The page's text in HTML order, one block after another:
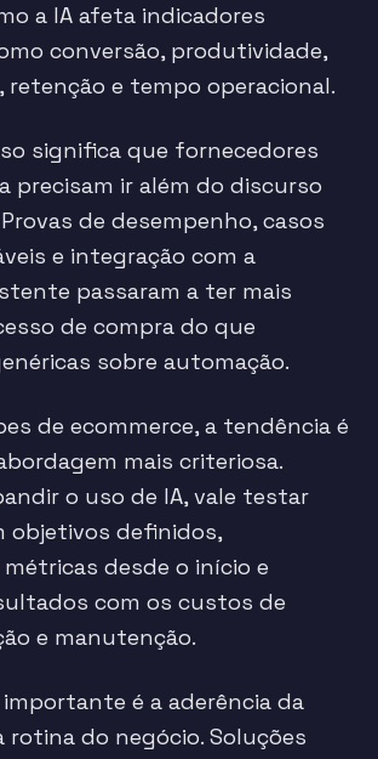
a IA afeta indicadores
conversão, produtividade,
e tempo operacional.
significa que fornecedores
precisam ir além do discurso
de desempenho, casos
e integração com a
passaram a ter mais
de compra do que
sobre automação.
de ecommerce, a tendência é
mais criteriosa.
o uso de IA, vale testar
objetivos definidos,
desde o início e
com os custos de
e manutenção.
é a aderência da
rotina do negócio. Soluções